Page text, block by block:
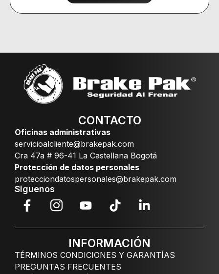
CONTACTO
Oficinas administrativas
servicioalcliente@brakepak.com
Cra 47a # 96-41 La Castellana Bogotá
Protección de datos personales
protecciondatospersonales@brakepak.com
Siguenos
INFORMACIÓN
TÉRMINOS CONDICIONES Y GARANTÍAS
PREGUNTAS FRECUENTES